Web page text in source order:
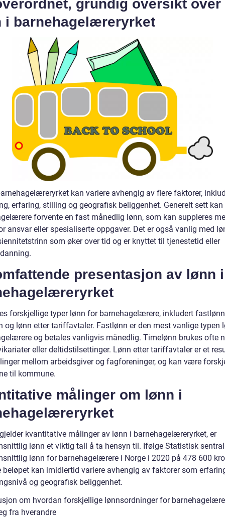
grundig oversikt over
i barnehagelæreryrket
kan variere avhengig av flere faktorer,
erfaring, stilling og geografisk beliggenhet. Generelt sett kan
forvente en fast månedlig lønn, som kan suppleres
ansvar eller spesialiserte oppgaver. Det er også vanlig med
som øker over tid og er knyttet til tjenestetid eller
presentasjon av lønn i
forskjellige typer lønn for barnehagelærere, inkludert
og lønn etter tariffavtaler. Fastlønn er den mest vanlige typen
og betales vanligvis månedlig. Timelønn brukes ofte
eller deltidstilsettinger. Lønn etter tariffavtaler er et
mellom arbeidsgiver og fagforeninger, og kan være
til kommune.
målinger om lønn i
kvantitative målinger av lønn i barnehagelæreryrket, er
lønn et viktig tall å ta hensyn til. Ifølge Statistisk
lønn for barnehagelærere i Norge i 2020 på 478 600
beløpet kan imidlertid variere avhengig av faktorer som
og geografisk beliggenhet.
om hvordan forskjellige lønnsordninger for
fra hverandre